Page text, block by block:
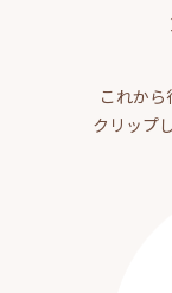
これか
クリップ